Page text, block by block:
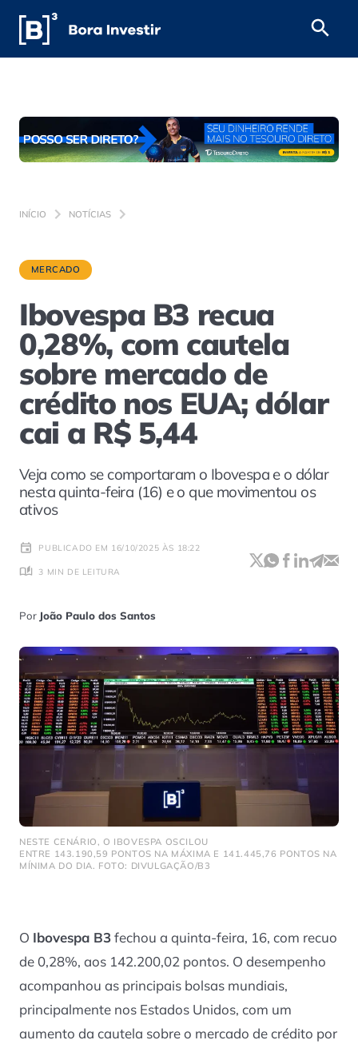
INÍCIO NOTÍCIAS
MERCADO
Ibovespa B3 recua
0,28%, com cautela
sobre mercado de
crédito nos EUA; dólar
cai a R$ 5,44
Veja como se comportaram o Ibovespa e o dólar
nesta quinta-feira (16) e o que movimentou os
ativos
PUBLICADO EM 16/10/2025 ÀS 18:22
3 MIN DE LEITURA
Por João Paulo dos Santos
NESTE CENÁRIO, O IBOVESPA OSCILOU
ENTRE 143.190,59 PONTOS NA MÁXIMA E 141.445,76 PONTOS NA
MÍNIMA DO DIA. FOTO: DIVULGAÇÃO/B3
O Ibovespa B3fechou a quinta-feira, 16, com recuo
de 0,28%, aos 142.200,02 pontos. O desempenho
acompanhou as principais bolsas mundiais,
principalmente nos Estados Unidos, com um
aumento da cautela sobre o mercado de crédito por